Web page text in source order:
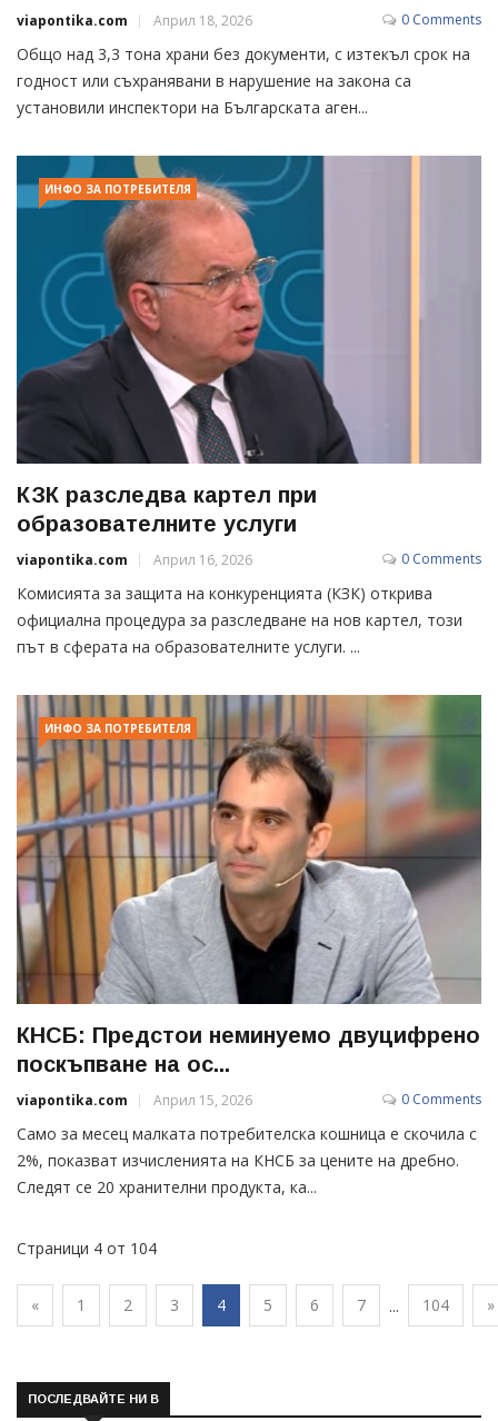
viapontika.com Април 18, 2026 0 Comments
Общо над 3,3 тона храни без документи, с изтекъл срок на
годност или съхранявани в нарушение на закона са
установили инспектори на Българската аген...
ИНФО ЗА ПОТРЕБИТЕЛЯ
КЗК разследва картел при
образователните услуги
viapontika.com Април 16, 2026 0 Comments
Комисията за защита на конкуренцията (КЗК) открива
официална процедура за разследване на нов картел, този
път в сферата на образователните услуги. ...
ИНФО ЗА ПОТРЕБИТЕЛЯ
КНСБ: Предстои неминуемо двуцифрено
поскъпване на ос...
viapontika.com Април 15, 2026 0 Comments
Само за месец малката потребителска кошница е скочила с
2%, показват изчисленията на КНСБ за цените на дребно.
Следят се 20 хранителни продукта, ка...
Страници 4 от 104
« 1 2 3 4 5 6 7 ... 104 »
ПОСЛЕДВАЙТЕ НИ В